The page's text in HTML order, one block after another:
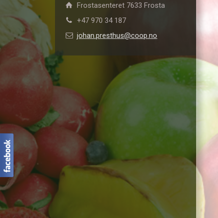
Frostasenteret 7633 Frosta
+47 970 34 187
johan.presthus@coop.no